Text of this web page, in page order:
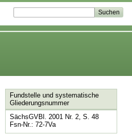
Fundstelle und systematische
Gliederungsnummer
SächsGVBl. 2001 Nr. 2, S. 48
Fsn-Nr.: 72-7Va